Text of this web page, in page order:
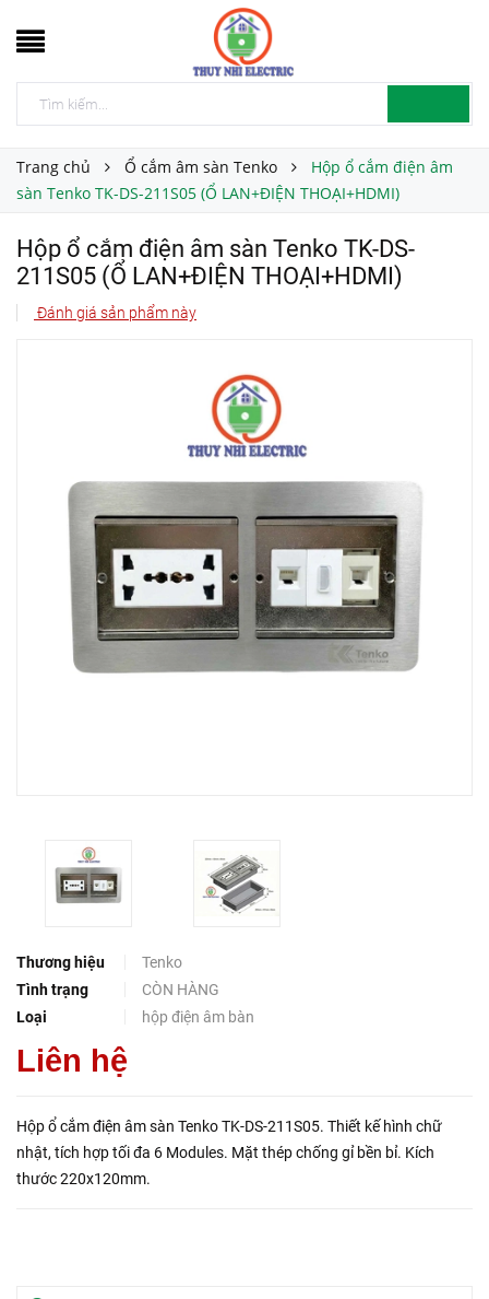
Trang chủ Ổ cắm âm sàn Tenko
Hộp ổ cắm điện âm
sàn Tenko TK-DS-211S05 (Ổ LAN+ĐIỆN THOẠI+HDMI)
Hộp ổ cắm điện âm sàn Tenko TK-DS-
211S05 (Ổ LAN+ĐIỆN THOẠI+HDMI)
Đánh giá sản phẩm này
Thương hiệu
Tenko
Tình trạng
CÒN HÀNG
Loại
hộp điện âm bàn
Liên hệ
Hộp ổ cắm điện âm sàn Tenko TK-DS-211S05. Thiết kế hình chữ
nhật, tích hợp tối đa 6 Modules. Mặt thép chống gỉ bền bỉ. Kích
thước 220x120mm.